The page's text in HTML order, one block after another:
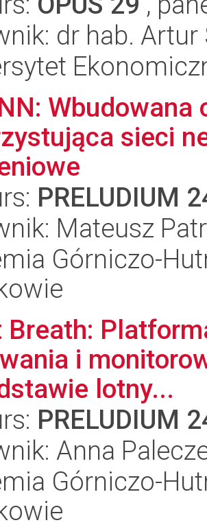
dr hab. Artur
sieci
PRELUDIUM
Mateusz
Górniczo-
Breath:
i
lotny...
PRELUDIUM
Anna
Górniczo-